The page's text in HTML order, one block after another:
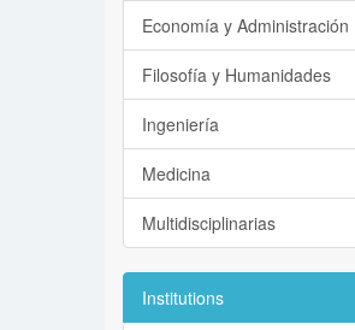
Economía y Administración
Filosofía y Humanidades
Ingeniería
Medicina
Multidisciplinarias
Institutions